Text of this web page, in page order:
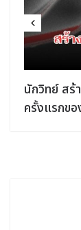
นักวิทย์ สร้
ครั้งแรกขอ